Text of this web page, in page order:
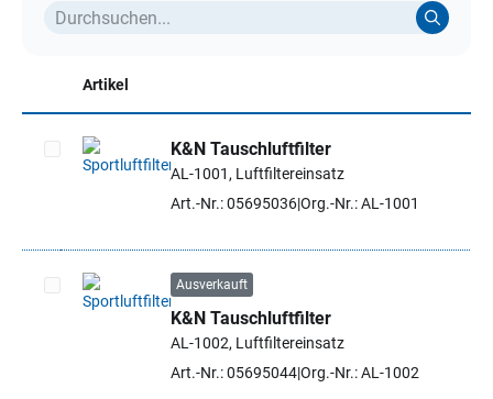
Artikel
Artikel auswählen
K&N Tauschluftfilter
AL-1001, Luftfiltereinsatz
Art.-Nr.: 05695036Org.-Nr.: AL-1001
Artikel auswählen
Ausverkauft
K&N Tauschluftfilter
AL-1002, Luftfiltereinsatz
Art.-Nr.: 05695044Org.-Nr.: AL-1002